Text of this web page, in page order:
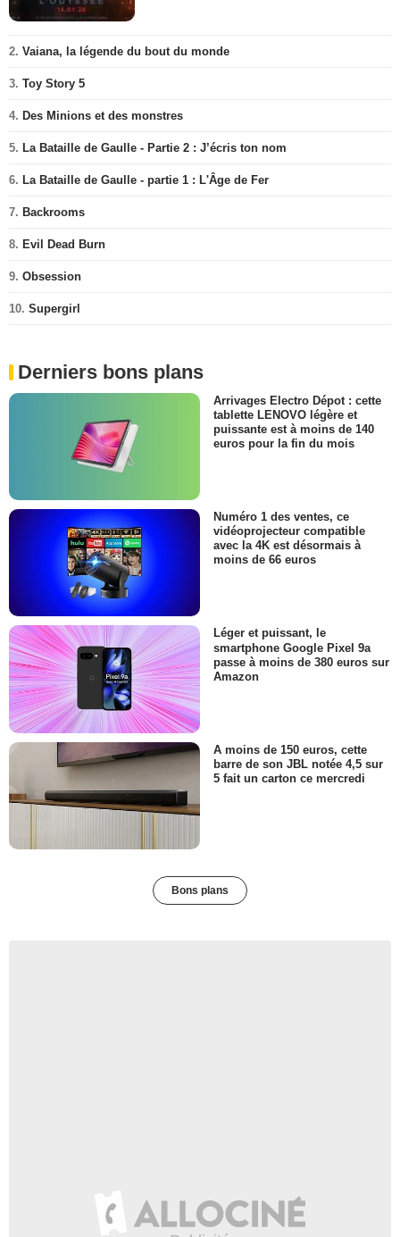
2. Vaiana, la légende du bout du monde
3. Toy Story 5
4. Des Minions et des monstres
5. La Bataille de Gaulle - Partie 2 : J’écris ton nom
6. La Bataille de Gaulle - partie 1 : L'Âge de Fer
7. Backrooms
8. Evil Dead Burn
9. Obsession
10. Supergirl
Derniers bons plans
Arrivages Electro Dépot : cette
tablette LENOVO légère et
puissante est à moins de 140
euros pour la fin du mois
Numéro 1 des ventes, ce
vidéoprojecteur compatible
avec la 4K est désormais à
moins de 66 euros
Léger et puissant, le
smartphone Google Pixel 9a
passe à moins de 380 euros sur
Amazon
A moins de 150 euros, cette
barre de son JBL notée 4,5 sur
5 fait un carton ce mercredi
Bons plans